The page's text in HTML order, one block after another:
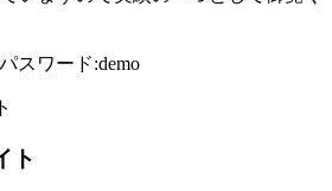
スワード:demo
ト